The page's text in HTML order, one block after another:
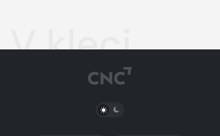
V kleci
PŘEPNOUT SVĚTLÝ/TMAVÝ REŽIM